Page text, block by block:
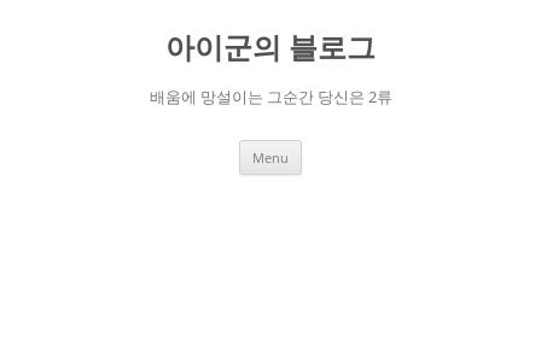
아이군의 블로그
배움에 망설이는 그순간 당신은 2류
Menu